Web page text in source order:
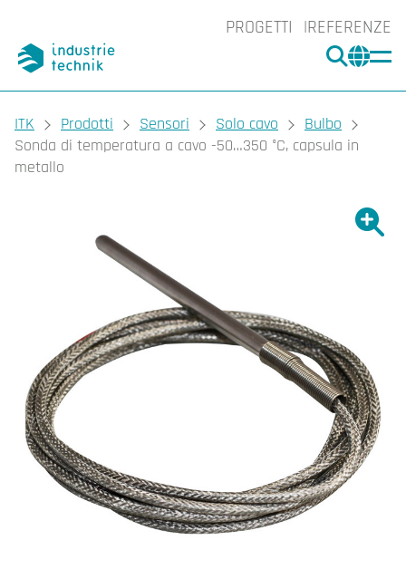
PROGETTI REFERENZE
CERCA
You are here:
ITK Prodotti Sensori Solo cavo
Bulbo
Sonda di temperatura a cavo -50…350 °C, capsula in
metallo